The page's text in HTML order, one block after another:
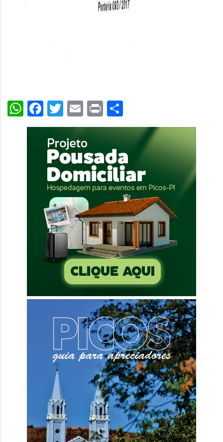
WhatsApp
Facebook
Twitter
Email
PrintShare